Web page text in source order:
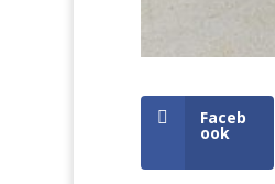
Faceb
ook